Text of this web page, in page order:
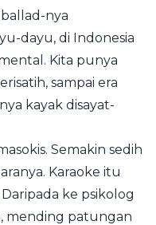
nya
dayu, di Indonesia
Kita punya
sampai era
kayak disayat-
Semakin sedih
Karaoke itu
ke psikolog
mending patungan